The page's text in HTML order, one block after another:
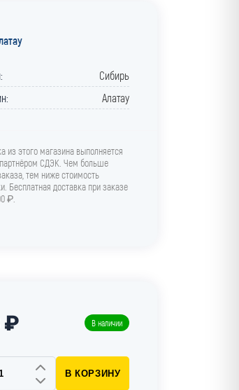
Сибирь
Алатау
из этого магазина выполняется
СДЭК. Чем больше
тем ниже стоимость
Бесплатная доставка при заказе
₽.
₽ В наличии
В КОРЗИНУ